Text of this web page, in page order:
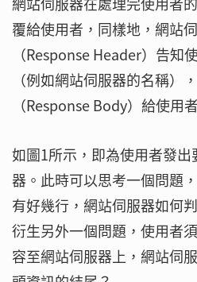
覆給使用者，同樣地，網站
（Response Header）告知
（例如網站伺服器的名稱）
（Response Body）給使用
如圖1所示，即為使用者發
器。此時可以思考一個問題
有好幾行，網站伺服器如何
衍生另外一個問題，使用者
容至網站伺服器上，網站伺